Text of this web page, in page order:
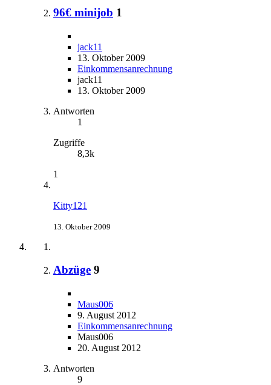
96€ minijob 1
jack11
13. Oktober 2009
Einkommensanrechnung
jack11
13. Oktober 2009
Antworten
1
Zugriffe
8,3k
1
Kitty121
13. Oktober 2009
Abzüge 9
Maus006
9. August 2012
Einkommensanrechnung
Maus006
20. August 2012
Antworten
9